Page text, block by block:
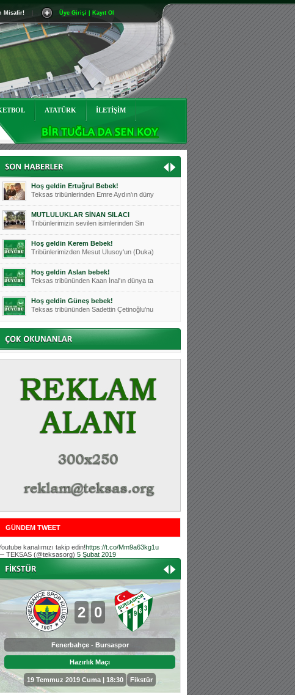
Misafir! Üye Girişi | Kayıt Ol
ATATÜRK İLETİŞİM
Mutluluklar Ceyhun Tetik
Teksas tribünlerinin sevilen isimlerinde
Bursasporumuzun önü açılsın is
Teksaslı Bursasporlular Derneği Başkanı
Hoş geldin Alaz Bebek!
Teksas.org sistem yöneticisi, ekibimizin
Hoş geldin Göktuğ Bebek!
Teksas.org ekibimizden ve tribünlerimizi
Hoş geldin Kadir Kağan Bebek!
Teksas tribünlerinden Basri İleri'nin dü
Hoş geldin Ertuğrul Bebek!
Teksas tribünlerinden Emre Aydın'ın düny
MUTLULUKLAR SİNAN SILACI
Tribünlerimizin sevilen isimlerinden Sin
Hoş geldin Kerem Bebek!
Tribünlerimizden Mesut Ulusoy'un (Duka)
Hoş geldin Aslan bebek!
Teksas tribününden Kaan İnal'ın dünya ta
Hoş geldin Güneş bebek!
Teksas tribününden Sadettin Çetinoğlu'nu
Mutluluklar Ceyhun Tetik
Teksas tribünlerinin sevilen isimlerinde
Bursasporumuzun önü açılsın is
Hoş geldin Alaz Bebek!
Teksas.org sistem yöneticisi, ekibimizin
Hoş geldin Göktuğ Bebek!
Teksas.org ekibimizden ve tribünlerimizi
Teksas tribünlerinden Basri İleri'nin dü
Hoş geldin Kerem Bebek!
Tribünlerimizden Mesut Ulusoy'un (Duka)
Hoş geldin Aslan bebek!
Teksas tribününden Kaan İnal'ın dünya ta
Hoş geldin Güneş bebek!
Teksas tribününden Sadettin Çetinoğlu'nu
GÜNDEM TWEET
kanalımızı takip edin!https://t.co/Mm9a63kg1u
TEKSAS (@teksasorg) 5 Şubat 2019
2 0
Fenerbahçe - Bursaspor
Hazırlık Maçı
19 Temmuz 2019 Cuma | 18:30 Fikstür
0 3
Bursaspor - Sepahan
Hazırlık Maçı
25 Temmuz 2019 Perşembe |